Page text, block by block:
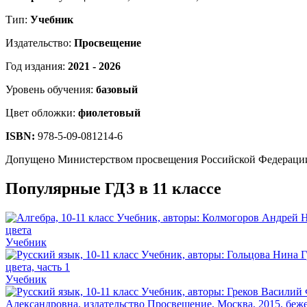
Тип: Учебник
Издательство: Просвещение
Год издания: 2021 - 2026
Уровень обучения: базовый
Цвет обложки: фиолетовый
ISBN: 978-5-09-081214-6
Допущено Министерством просвещения Российской
Популярные ГДЗ в 11 классе
Учебник
Учебник